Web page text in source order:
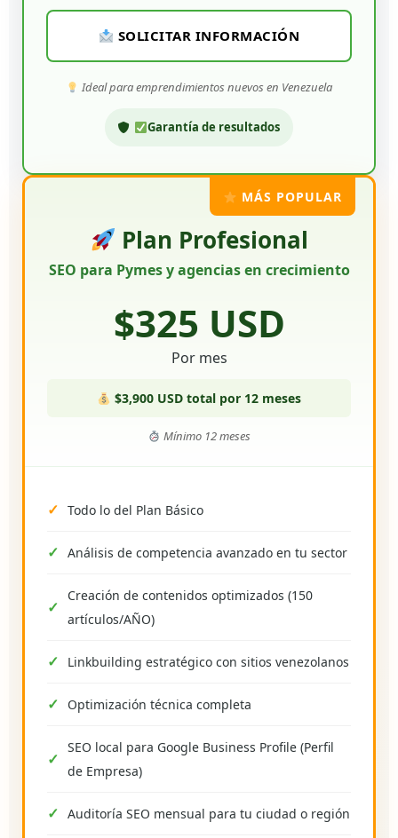
SOLICITAR INFORMACIÓN
Ideal para emprendimientos nuevos en Venezuela
Garantía de resultados
MÁS POPULAR
Plan Profesional
SEO para Pymes y agencias en crecimiento
$325 USD
Por mes
$3,900 USD total por 12 meses
Mínimo 12 meses
Todo lo del Plan Básico
Análisis de competencia avanzado en tu sector
Creación de contenidos optimizados (150
artículos/AÑO)
Linkbuilding estratégico con sitios venezolanos
Optimización técnica completa
SEO local para Google Business Profile (Perfil
de Empresa)
Auditoría SEO mensual para tu ciudad o región